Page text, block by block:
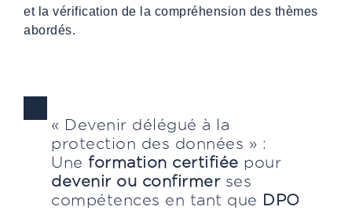
et la vérification de la compréhension des thèmes
abordés.
« Devenir délégué à la
protection des données » :
Une formation certifiée pour
devenir ou confirmerses
compétences en tant que DPO